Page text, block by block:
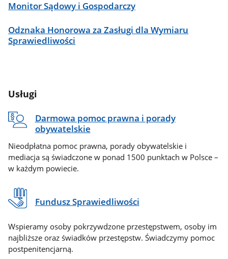
Monitor Sądowy i Gospodarczy
Odznaka Honorowa za Zasługi dla Wymiaru
Sprawiedliwości
Usługi
Darmowa pomoc prawna i porady
obywatelskie
Nieodpłatna pomoc prawna, porady obywatelskie i
mediacja są świadczone w ponad 1500 punktach w Polsce –
w każdym powiecie.
Fundusz Sprawiedliwości
Wspieramy osoby pokrzywdzone przestępstwem, osoby im
najbliższe oraz świadków przestępstw. Świadczymy pomoc
postpenitencjarną.